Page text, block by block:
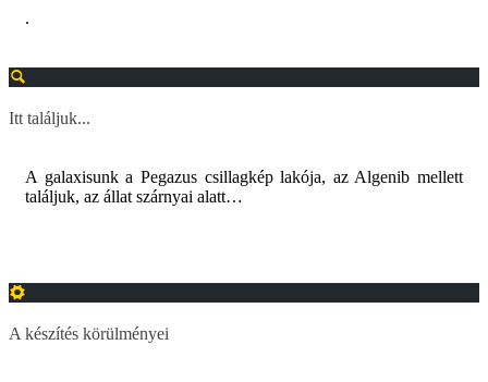
.
Itt találjuk...
A galaxisunk a Pegazus csillagkép lakója, az Algenib mellett
találjuk, az állat szárnyai alatt…
A készítés körülményei